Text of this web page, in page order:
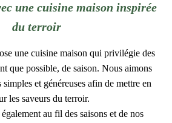
une cuisine maison inspirée
du terroir
une cuisine maison qui privilégie des
que possible, de saison. Nous aimons
et généreuses afin de mettre en
les saveurs du terroir.
au fil des saisons et de nos